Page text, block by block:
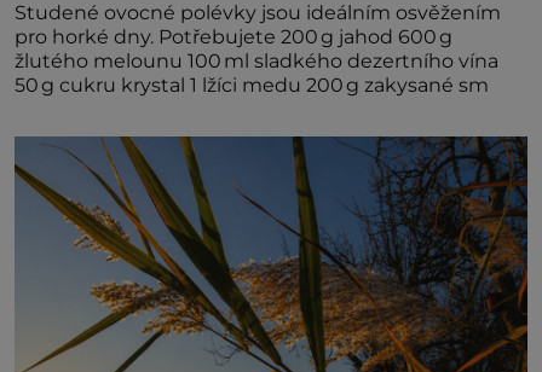
Studené ovocné polévky jsou ideálním osvěžením
pro horké dny. Potřebujete 200 g jahod 600 g
žlutého melounu 100 ml sladkého dezertního vína
50 g cukru krystal 1 lžíci medu 200 g zakysané sm